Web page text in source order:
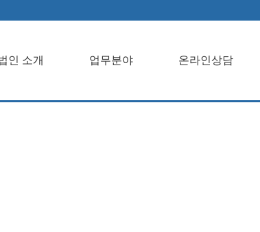
인 소개 업무분야 온라인상담
무분야온라